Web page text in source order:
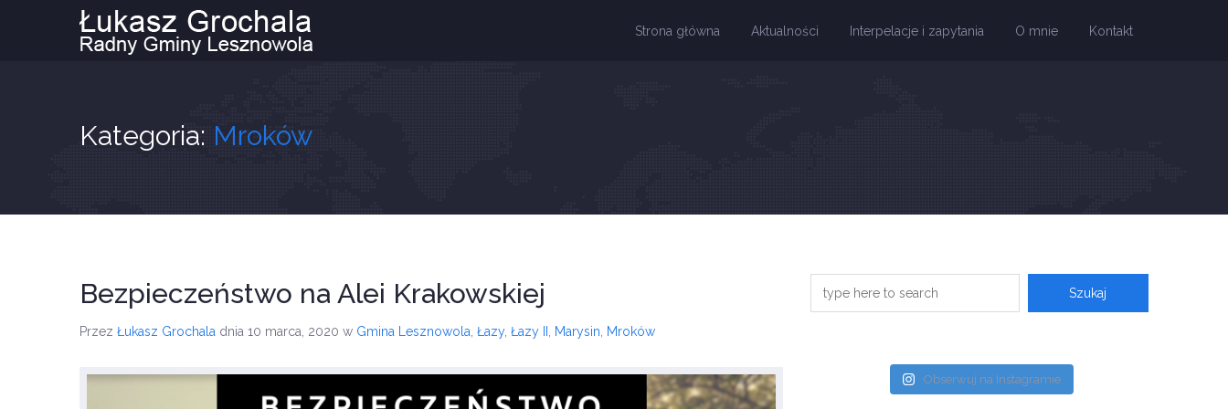
Strona główna Aktualności Interpelacje i zapytania O mnie Kontakt
Kategoria: Mroków
Bezpieczeństwo na Alei Krakowskiej
Przez Łukasz Grochala dnia 10 marca, 2020 w Gmina Lesznowola Łazy, Łazy II Marysin Mroków
Obserwuj na Instagramie